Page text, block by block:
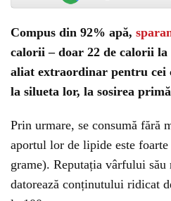
Compus din 92% apă,
calorii – doar 22 de calorii la
aliat extraordinar pentru cei
la silueta lor, la sosirea
Prin urmare, se consumă fără
aportul lor de lipide este
grame). Reputația vârfului
datorează conținutului ridicat